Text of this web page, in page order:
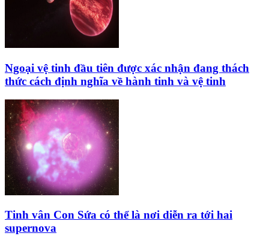
Ngoại vệ tinh đầu tiên được xác nhận đang thách
thức cách định nghĩa về hành tinh và vệ tinh
Tinh vân Con Sứa có thể là nơi diễn ra tới hai
supernova